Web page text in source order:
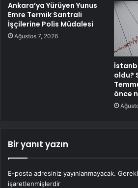
Ankara’ya Yürüyen Yunus
Emre Termik Santrali
İşçilerine Polis Müdalesi
Ağustos 7, 2026
oldu?
önce
Bir yanıt yazın
E-posta adresiniz yayınlanmayacak.
işaretlenmişlerdir